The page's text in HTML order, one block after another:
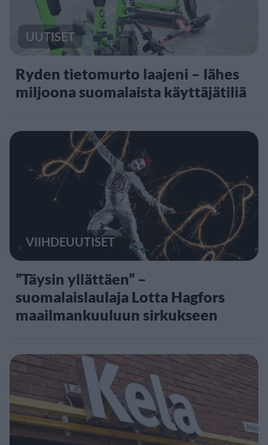
UUTISET
Ryden tietomurto laajeni – lähes
miljoona suomalaista käyttäjätiliä
VIIHDEUUTISET
”Täysin yllättäen” –
suomalaislaulaja Lotta Hagfors
maailmankuuluun sirkukseen